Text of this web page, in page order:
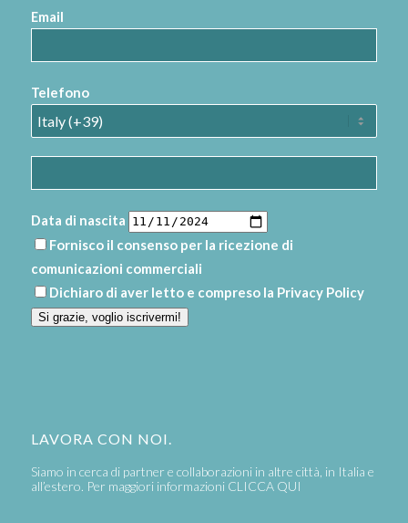
Email
Telefono
Data di nascita
Fornisco il consenso per la ricezione di
comunicazioni commerciali
Dichiaro di aver letto e compreso la Privacy Policy
Si grazie, voglio iscrivermi!
LAVORA CON NOI.
Siamo in cerca di partner e collaborazioni in altre città, in Italia e
all’estero. Per maggiori informazioni CLICCA QUI